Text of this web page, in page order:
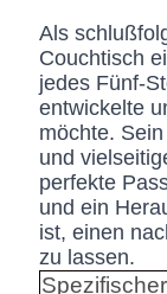
Als
Couchtisch
jedes Fünf-
entwickelte
möchte.
und
perfekte
und ein
ist, einen
zu lassen.
Spezifischer